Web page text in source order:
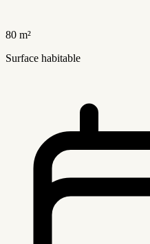
80 m²
Surface habitable